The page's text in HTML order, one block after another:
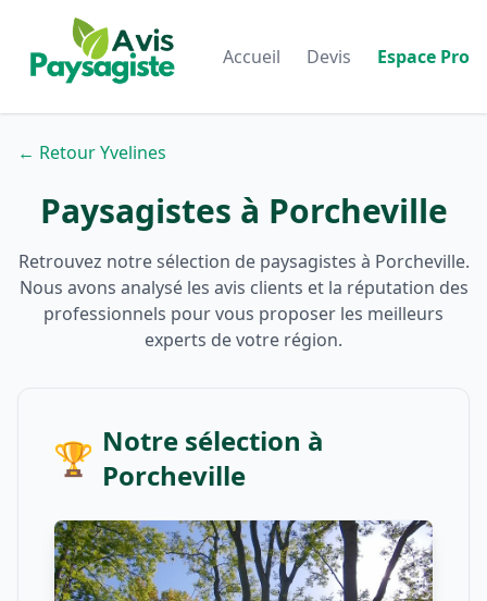
Accueil Devis Espace Pro
← Retour Yvelines
Paysagistes à Porcheville
Retrouvez notre sélection de paysagistes à Porcheville.
Nous avons analysé les avis clients et la réputation des
professionnels pour vous proposer les meilleurs
experts de votre région.
🏆 Notre sélection à
Porcheville